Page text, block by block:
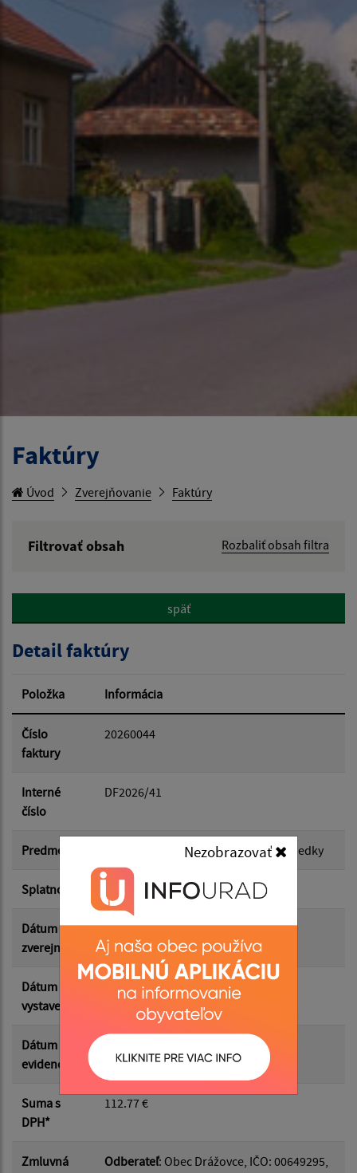
Nezobrazovať
Faktúry
Úvod Zverejňovanie Faktúry
Filtrovať obsah
Rozbaliť obsah filtra
Hľadať v:
Dátum od:
Dátum do:
Suma od:
Suma do:
Filtrovať Reset
späť
Detail faktúry
Položka Informácia
Číslo
faktury
20260044
Interné
číslo
DF2026/41
Predmet Kancelárske potreby, čistiace prostriedky
Splatnosť 10.06.2026
Dátum
zverejnenia
15.06.2026
Dátum
vystavenia
31.05.2026
Dátum
evidencie
Suma s
DPH*
112.77 €
Zmluvná
Odberateľ: Obec Drážovce, IČO: 00649295,